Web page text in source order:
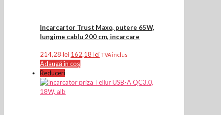
Incarcartor Trust Maxo, putere 65W,
lungime cablu 200 cm, incarcare
214,28lei Prețul
inițial
fost:
162,18 leiPrețul
162,18 lei.
TVA inclus
Adaugă în coș
Reduceri